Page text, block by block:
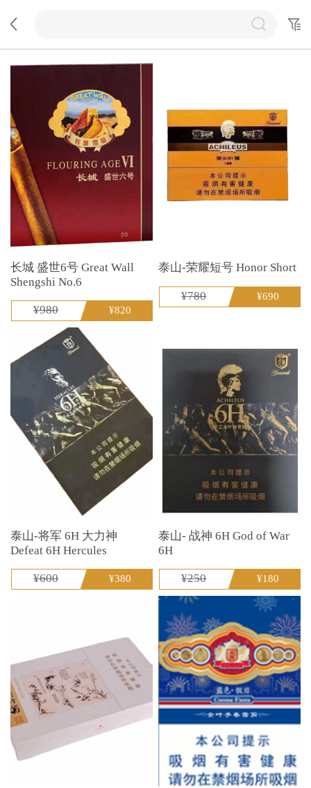
长城 盛世6号 Great Wall
Shengshi No.6
¥980 ¥820
泰山-荣耀短号 Honor Short
¥780 ¥690
泰山-将军 6H 大力神
Defeat 6H Hercules
¥600 ¥380
泰山- 战神 6H God of War
6H
¥250 ¥180